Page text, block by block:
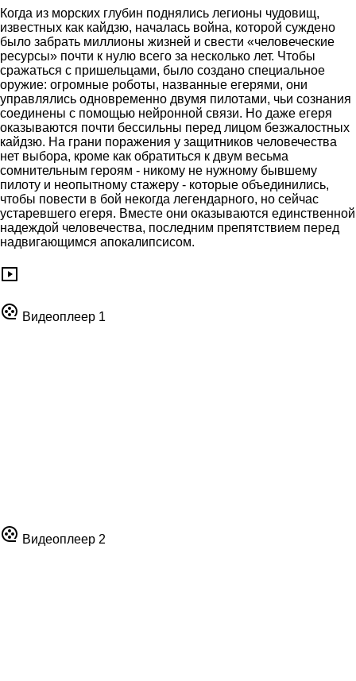
Когда из морских глубин поднялись легионы чудовищ,
известных как кайдзю, началась война, которой суждено
было забрать миллионы жизней и свести «человеческие
ресурсы» почти к нулю всего за несколько лет. Чтобы
сражаться с пришельцами, было создано специальное
оружие: огромные роботы, названные егерями, они
управлялись одновременно двумя пилотами, чьи сознания
соединены с помощью нейронной связи. Но даже егеря
оказываются почти бессильны перед лицом безжалостных
кайдзю. На грани поражения у защитников человечества
нет выбора, кроме как обратиться к двум весьма
сомнительным героям - никому не нужному бывшему
пилоту и неопытному стажеру - которые объединились,
чтобы повести в бой некогда легендарного, но сейчас
устаревшего егеря. Вместе они оказываются единственной
надеждой человечества, последним препятствием перед
надвигающимся апокалипсисом.
Видеоплеер 1
Видеоплеер 2